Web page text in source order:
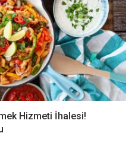
Hizmeti İhalesi!